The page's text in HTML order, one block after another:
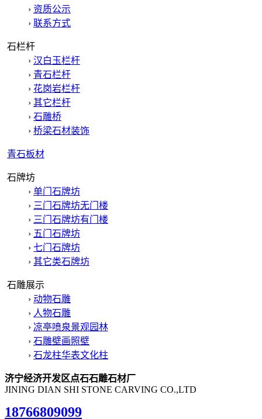
› 资质公示
› 联系方式
石栏杆
› 汉白玉栏杆
› 青石栏杆
› 花岗岩栏杆
› 其它栏杆
› 石雕桥
› 桥梁石材装饰
青石板材
石牌坊
› 单门石牌坊
› 三门石牌坊无门楼
› 三门石牌坊有门楼
› 五门石牌坊
› 七门石牌坊
› 其它类石牌坊
石雕展示
› 动物石雕
› 人物石雕
› 凉亭喷泉景观园林
› 石雕壁画照壁
› 石龙柱华表文化柱
济宁经济开发区点石石雕石材厂
JINING DIAN SHI STONE CARVING CO.,LTD
18766809099